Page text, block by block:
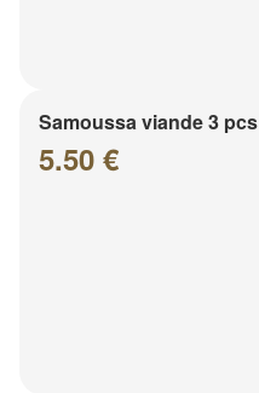
Samoussa viande 3 pcs
5.50 €